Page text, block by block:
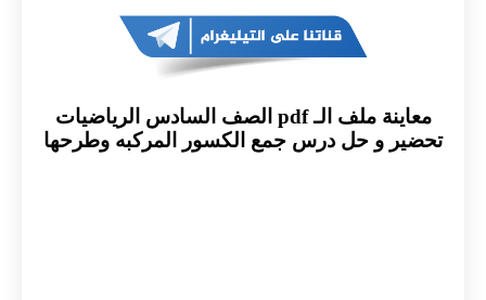
معاينة ملف الـ pdf الصف السادس الرياضيات
تحضير و حل درس جمع الكسور المركبه وطرحها